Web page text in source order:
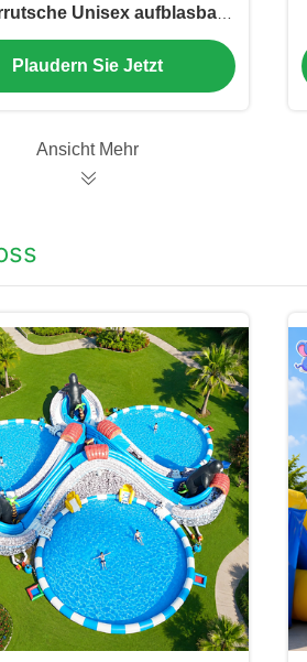
Unisex aufblasbare
Poolrutsche
Plaudern Sie Jetzt
Ansicht Mehr